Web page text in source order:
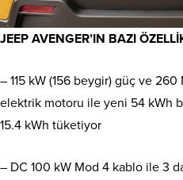
JEEP AVENGER’IN BAZI
– 115 kW (156 beygir) güç ve
elektrik motoru ile yeni 54 kWh
15.4 kWh tüketiyor
– DC 100 kW Mod 4 kablo ile 3